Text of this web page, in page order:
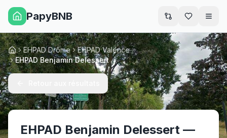
PapyBNB
AccueilEHPAD Drôme
EHPAD Valence
EHPAD Benjamin Delessert
EHPAD Benjamin Delessert —